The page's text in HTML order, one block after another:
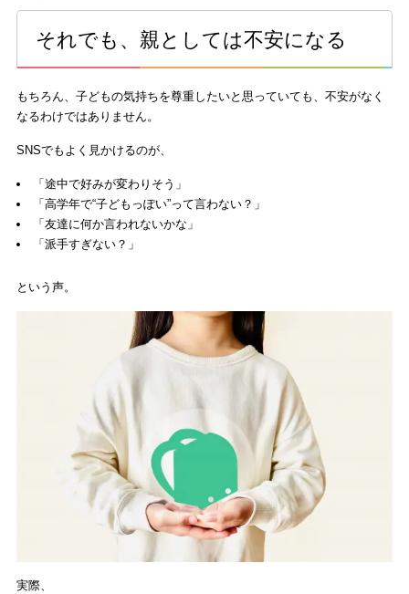
それでも、親としては不安になる
もちろん、子どもの気持ちを尊重したいと思っていても、不安がなく
なるわけではありません。
SNSでもよく見かけるのが、
「途中で好みが変わりそう」
「高学年で“子どもっぽい”って言わない？」
「友達に何か言われないかな」
「派手すぎない？」
という声。
実際、